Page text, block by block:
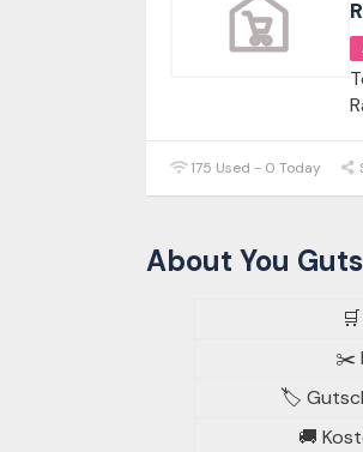
175 Used - 0 Today
About You
✂️
🏷️
🚚